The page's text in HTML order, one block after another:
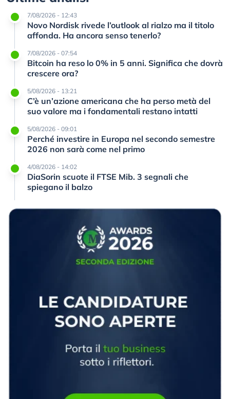
7/08/2026 - 12:43
Novo Nordisk rivede l’outlook al rialzo ma il titolo
affonda. Ha ancora senso tenerlo?
7/08/2026 - 07:54
Bitcoin ha reso lo 0% in 5 anni. Significa che dovrà
crescere ora?
5/08/2026 - 13:21
C’è un’azione americana che ha perso metà del
suo valore ma i fondamentali restano intatti
5/08/2026 - 09:01
Perché investire in Europa nel secondo semestre
2026 non sarà come nel primo
4/08/2026 - 14:02
DiaSorin scuote il FTSE Mib. 3 segnali che
spiegano il balzo